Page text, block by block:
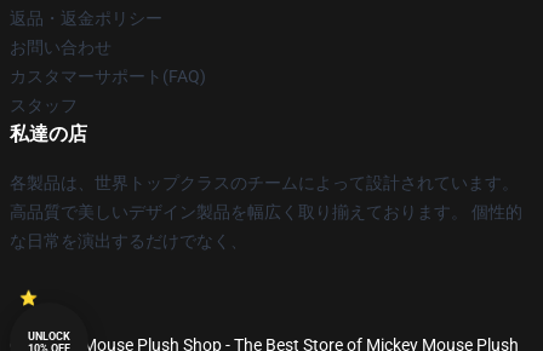
返品・返金ポリシー
お問い合わせ
カスタマーサポート(FAQ)
スタッフ
私達の店
各製品は、世界トップクラスのチームによって設計されています。
高品質で美しいデザイン製品を幅広く取り揃えております。 個性的
な日常を演出するだけでなく、
© Mickey Mouse Plush Shop - The Best Store of Mickey Mouse Plush
UNLOCK
10% OFF